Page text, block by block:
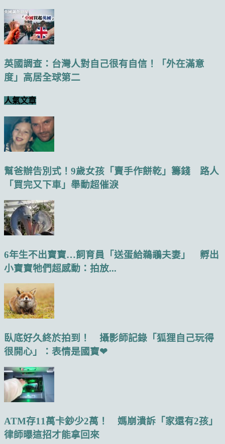
英國調查：台灣人對自己很有自信！「外在滿意
度」高居全球第二
人氣文章
幫爸辦告別式！9歲女孩「賣手作餅乾」籌錢 路人
「買完又下車」舉動超催淚
6年生不出寶寶…飼育員「送蛋給鵜鶘夫妻」 孵出
小寶寶牠們超感動：拍放...
臥底好久終於拍到！ 攝影師記錄「狐狸自己玩得
很開心」：表情是國寶❤
ATM存11萬卡鈔少2萬！ 媽崩潰訴「家還有2孩」
律師曝這招才能拿回來